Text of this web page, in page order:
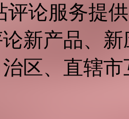
评论服务提
新产品、
区、直辖